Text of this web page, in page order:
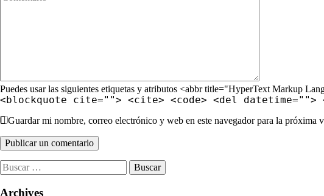
Puedes usar las siguientes etiquetas y atributos <abbr title="HyperText Markup
<blockquote cite=""> <cite> <code> <del
Guardar mi nombre, correo electrónico y web en este navegador para la próxima
Publicar un comentario
Buscar:
Archives